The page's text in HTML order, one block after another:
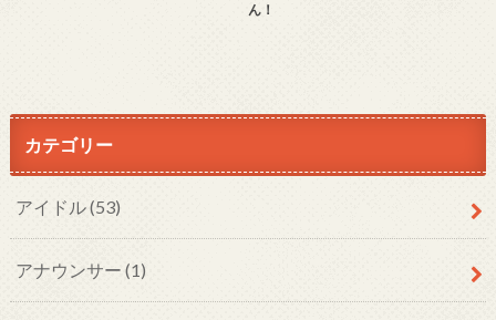
ん！
カテゴリー
アイドル(53)
アナウンサー (1)